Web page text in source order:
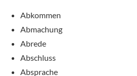
Abkommen
Abmachung
Abrede
Abschluss
Absprache